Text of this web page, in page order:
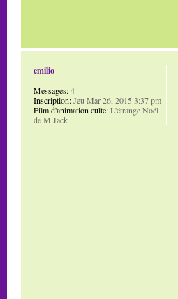
emilio
Messages:4
Inscription:Jeu Mar 26, 2015 3:37 pm
Film d'animation culte:L'étrange Noël
de M Jack